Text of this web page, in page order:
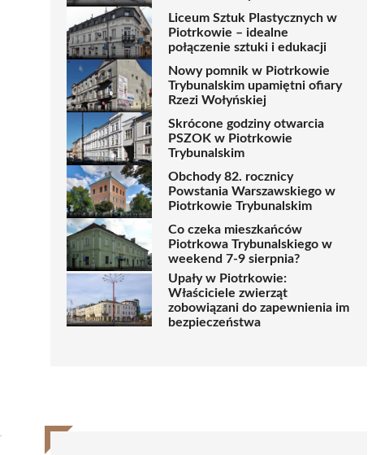
Liceum Sztuk Plastycznych w
Piotrkowie – idealne
połączenie sztuki i edukacji
Nowy pomnik w Piotrkowie
Trybunalskim upamiętni ofiary
Rzezi Wołyńskiej
Skrócone godziny otwarcia
PSZOK w Piotrkowie
Trybunalskim
Obchody 82. rocznicy
Powstania Warszawskiego w
Piotrkowie Trybunalskim
Co czeka mieszkańców
Piotrkowa Trybunalskiego w
weekend 7-9 sierpnia?
Upały w Piotrkowie:
Właściciele zwierząt
zobowiązani do zapewnienia im
bezpieczeństwa